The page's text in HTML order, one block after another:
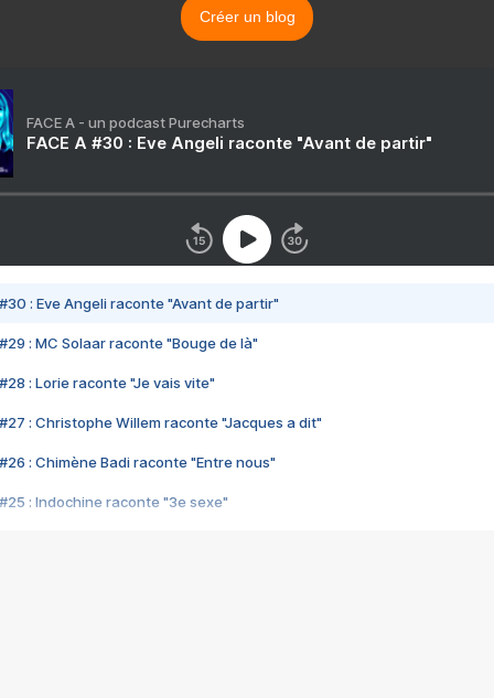
Créer un blog
FACE A - un podcast Purecharts
FACE A #30 : Eve Angeli raconte "Avant de partir"
#30 : Eve Angeli raconte "Avant de partir"
#29 : MC Solaar raconte "Bouge de là"
#28 : Lorie raconte "Je vais vite"
#27 : Christophe Willem raconte "Jacques a dit"
#26 : Chimène Badi raconte "Entre nous"
#25 : Indochine raconte "3e sexe"